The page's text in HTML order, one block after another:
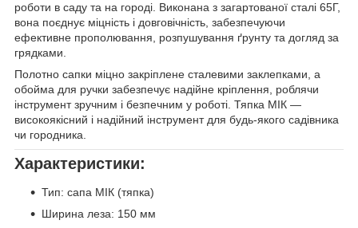
роботи в саду та на городі. Виконана з загартованої сталі 65Г,
вона поєднує міцність і довговічність, забезпечуючи
ефективне прополювання, розпушування ґрунту та догляд за
грядками.
Полотно сапки міцно закріплене сталевими заклепками, а
обойма для ручки забезпечує надійне кріплення, роблячи
інструмент зручним і безпечним у роботі. Тяпка МІК —
високоякісний і надійний інструмент для будь-якого садівника
чи городника.
Характеристики:
Тип: сапа МІК (тяпка)
Ширина леза: 150 мм